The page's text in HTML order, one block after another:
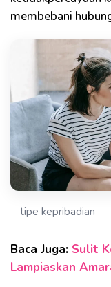
membebani
tipe kepribadian
Baca Juga: Sulit
Lampiaskan